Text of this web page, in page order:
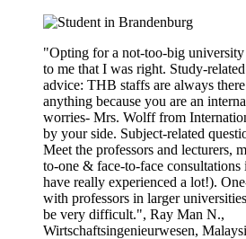
"Opting for a not-too-big university
to me that I was right. Study-
advice: THB staffs are always
anything because you are an
worries- Mrs. Wolff from
by your side. Subject-related
Meet the professors and lecturers,
to-one & face-to-face
have really experienced a lot!).
with professors in larger
be very difficult.", Ray Man N.,
Wirtschaftsingenieurwesen,